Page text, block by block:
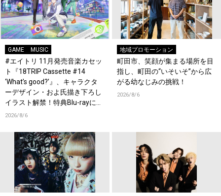
GAME MUSIC
#エイトリ 11月発売音楽カセッ
ト『18TRIP Cassette #14
‘What’s good?’』、キャラクタ
ーデザイン・およ氏描き下ろし
イラスト解禁！特典Blu-rayには
『HAMAツアーズ全体会議』が
2026/8/6
地域プロモーション
町田市、笑顔が集まる場所を目
指し、町田の“いそいそ”から広
がる幼なじみの挑戦！
2026/8/6